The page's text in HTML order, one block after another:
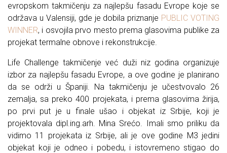
evropskom takmičenju za najlepšu fasadu Evrope koje se
održava u Valensiji, gde je dobila priznanje PUBLIC VOTING
WINNER, i osvojila prvo mesto prema glasovima publike za
projekat termalne obnove i rekonstrukcije.
Life Challenge takmičenje već duži niz godina organizuje
izbor za najlepšu fasadu Evrope, a ove godine je planirano
da se održi u Španiji. Na takmičenju je učestvovalo 26
zemalja, sa preko 400 projekata, i prema glasovima žirija,
po prvi put je u finale ušao i objekat iz Srbije, koji je
projektovala dipl.ing.arh. Mina Srećo. Imali smo priliku da
vidimo 11 projekata iz Srbije, ali je ove godine M3 jedini
objekat koji je odneo i pobedu, i istovremeno stigao do